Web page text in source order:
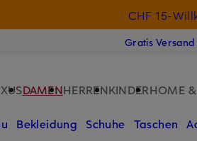
CHF 15-
Gratis Versand
DAMENHERRENKINDERHOME
Bekleidung Schuhe Taschen